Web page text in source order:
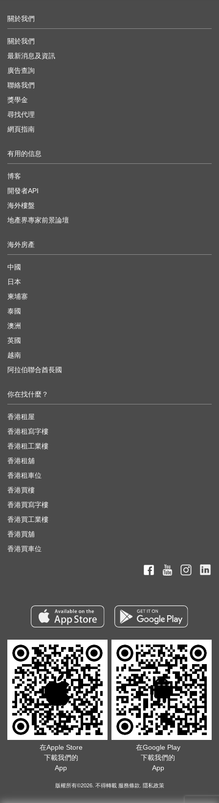
關於我們
關於我們
最新消息及資訊
廣告查詢
聯絡我們
獎學金
尋找代理
網頁指南
有用的信息
博客
開發者API
海外樓盤
地產界專家前景論壇
海外房產
中國
日本
柬埔寨
泰國
澳洲
英國
越南
阿拉伯聯合酋長國
你在找什麼？
香港租屋
香港租寫字樓
香港租工業樓
香港租舖
香港租車位
香港買樓
香港買寫字樓
香港買工業樓
香港買舖
香港買車位
在Apple Store
下載我們的
App
在Google Play
下載我們的
App
版權所有©2026. 不得轉載 服務條款 隱私政策